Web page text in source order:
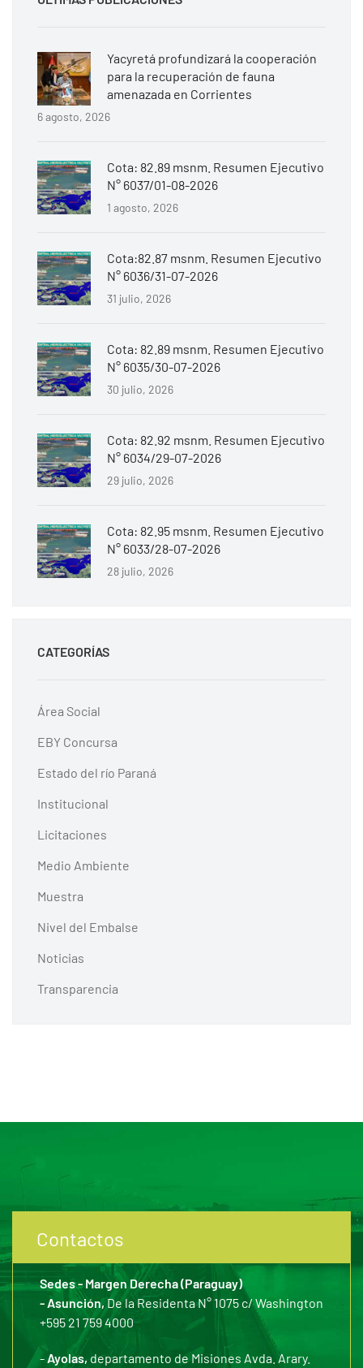
Yacyretá profundizará la cooperación
para la recuperación de fauna
amenazada en Corrientes
6 agosto, 2026
Cota: 82.89 msnm. Resumen Ejecutivo
N° 6037/01-08-2026
1 agosto, 2026
Cota:82.87 msnm. Resumen Ejecutivo
N° 6036/31-07-2026
31 julio, 2026
Cota: 82.89 msnm. Resumen Ejecutivo
N° 6035/30-07-2026
30 julio, 2026
Cota: 82.92 msnm. Resumen Ejecutivo
N° 6034/29-07-2026
29 julio, 2026
Cota: 82.95 msnm. Resumen Ejecutivo
N° 6033/28-07-2026
28 julio, 2026
CATEGORÍAS
Área Social
EBY Concursa
Estado del río Paraná
Institucional
Licitaciones
Medio Ambiente
Muestra
Nivel del Embalse
Noticias
Transparencia
Contactos
Sedes - Margen Derecha (Paraguay)
- Asunción,De la Residenta N° 1075 c/ Washington
+595 21 759 4000
-Ayolas, departamento de Misiones Avda. Arary.